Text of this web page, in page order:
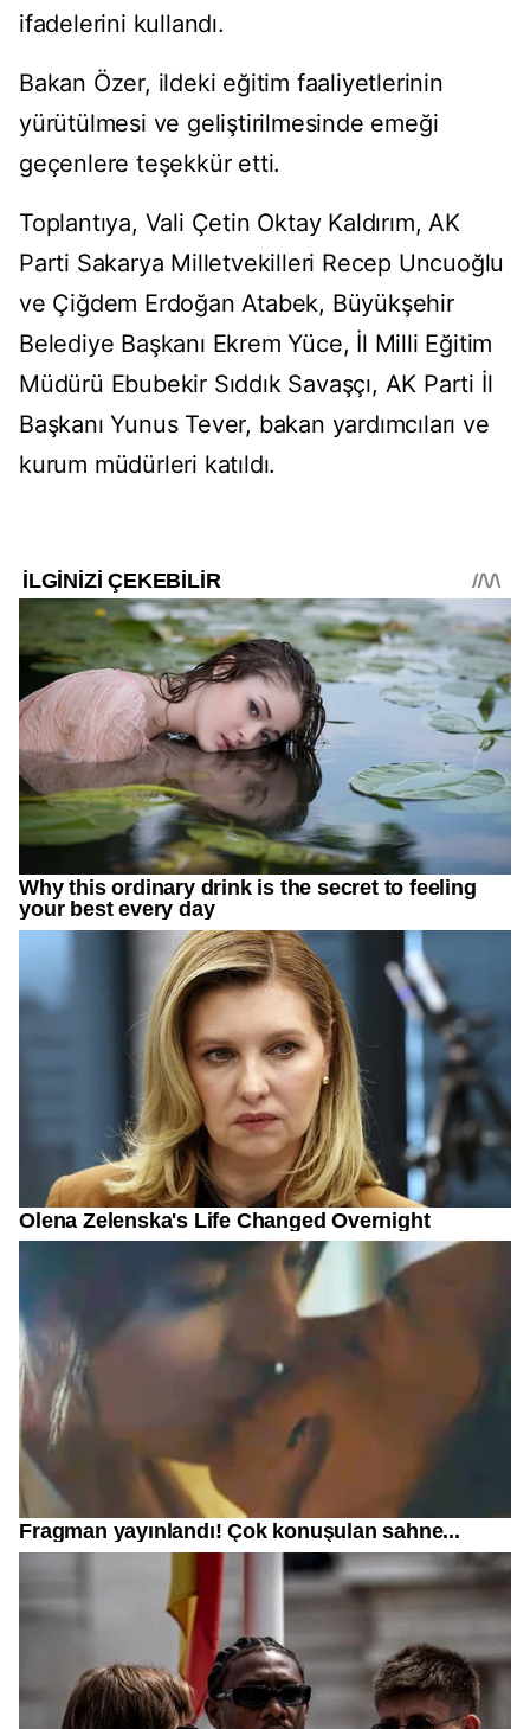
ifadelerini kullandı.
Bakan Özer, ildeki eğitim faaliyetlerinin
yürütülmesi ve geliştirilmesinde emeği
geçenlere teşekkür etti.
Toplantıya, Vali Çetin Oktay Kaldırım, AK
Parti Sakarya Milletvekilleri Recep Uncuoğlu
ve Çiğdem Erdoğan Atabek, Büyükşehir
Belediye Başkanı Ekrem Yüce, İl Milli Eğitim
Müdürü Ebubekir Sıddık Savaşçı, AK Parti İl
Başkanı Yunus Tever, bakan yardımcıları ve
kurum müdürleri katıldı.